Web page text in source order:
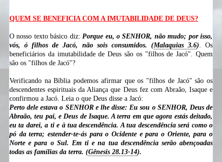
QUEM SE BENEFICIA COM A IMUTABILIDADE DE DEUS?
O nosso texto básico diz:Porque eu, o SENHOR, não mudo; por isso,
vós, ó filhos de Jacó, não sois consumidos. (Malaquias 3.6). Os
beneficiários da imutabilidade de Deus são os "filhos de Jacó". Quem
são os "filhos de Jacó"?
Verificando na Bíblia podemos afirmar que os "filhos de Jacó" são os
descendentes espirituais da Aliança que Deus fez com Abraão, Isaque e
confirmou a Jacó. Leia o que Deus disse a Jacó:
Perto dele estava o SENHOR e lhe disse: Eu sou o SENHOR, Deus de
Abraão, teu pai, e Deus de Isaque. A terra em que agora estás deitado,
eu ta darei, a ti e à tua descendência. A tua descendência será como o
pó da terra; estender-te-ás para o Ocidente e para o Oriente, para o
Norte e para o Sul. Em ti e na tua descendência serão abençoadas
todas as famílias da terra. (Gênesis 28.13-14).